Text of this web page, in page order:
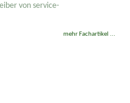
von service-
mehr Fachartikel ...